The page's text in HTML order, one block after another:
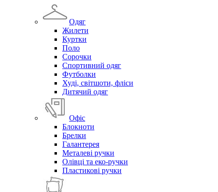
Одяг
Жилети
Куртки
Поло
Сорочки
Спортивний одяг
Футболки
Худі, світшоти, фліси
Дитячий одяг
Офіс
Блокноти
Брелки
Галантерея
Металеві ручки
Олівці та еко-ручки
Пластикові ручки